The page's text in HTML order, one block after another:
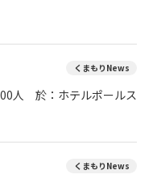
くまもりNews
人 於：ホテルポールス
くまもりNews